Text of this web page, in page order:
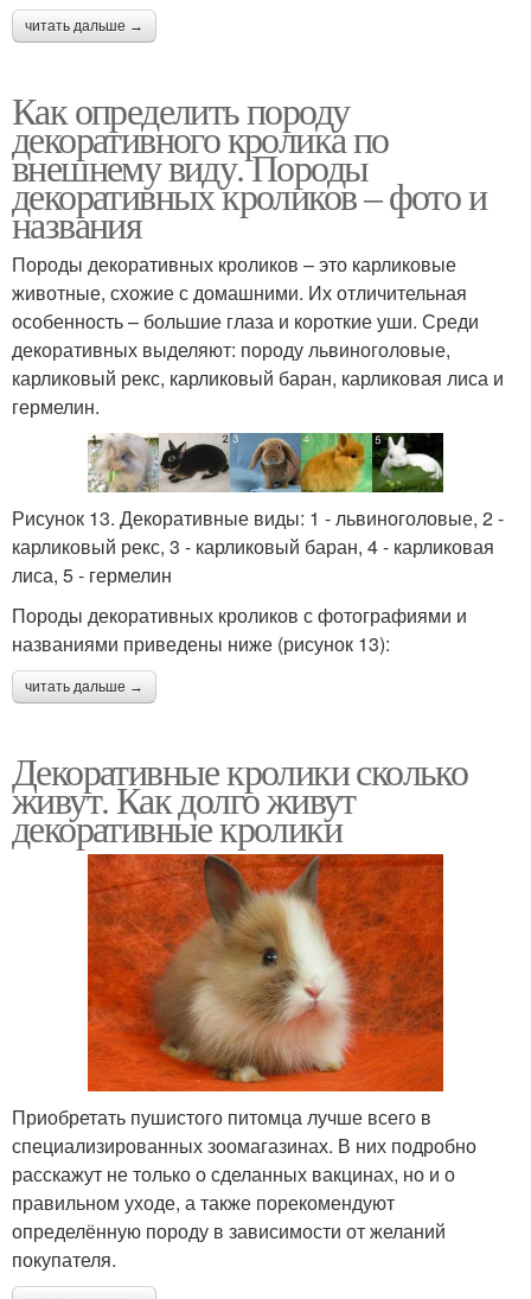
читать дальше →
Как определить породу
декоративного кролика по
внешнему виду. Породы
декоративных кроликов – фото и
названия
Породы декоративных кроликов – это карликовые
животные, схожие с домашними. Их отличительная
особенность – большие глаза и короткие уши. Среди
декоративных выделяют: породу львиноголовые,
карликовый рекс, карликовый баран, карликовая лиса и
гермелин.
Рисунок 13. Декоративные виды: 1 - львиноголовые, 2 -
карликовый рекс, 3 - карликовый баран, 4 - карликовая
лиса, 5 - гермелин
Породы декоративных кроликов с фотографиями и
названиями приведены ниже (рисунок 13):
читать дальше →
Декоративные кролики сколько
живут. Как долго живут
декоративные кролики
Приобретать пушистого питомца лучше всего в
специализированных зоомагазинах. В них подробно
расскажут не только о сделанных вакцинах, но и о
правильном уходе, а также порекомендуют
определённую породу в зависимости от желаний
покупателя.